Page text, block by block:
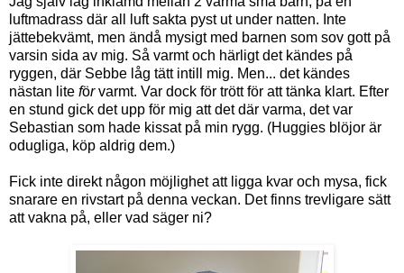
luftmadrass där all luft sakta pyst ut under natten. Inte
jättebekvämt, men ändå mysigt med barnen som sov gott på
varsin sida av mig. Så varmt och härligt det kändes på
ryggen, där Sebbe låg tätt intill mig. Men... det kändes
nästan lite förvarmt. Var dock för trött för att tänka klart. Efter
en stund gick det upp för mig att det där varma, det var
Sebastian som hade kissat på min rygg. (Huggies blöjor är
odugliga, köp aldrig dem.)
Fick inte direkt någon möjlighet att ligga kvar och mysa, fick
snarare en rivstart på denna veckan. Det finns trevligare sätt
att vakna på, eller vad säger ni?